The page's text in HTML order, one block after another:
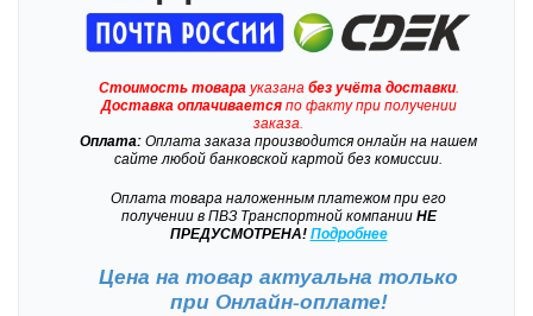
Стоимость товарауказана без учёта доставки.
Доставкаоплачиваетсяпо факту при получении
заказа.
Оплата: Оплата заказа производится онлайн на нашем
сайте любой банковской картой без комиссии.
Оплата товара наложенным платежом при его
получении в ПВЗ Транспортной компанииНЕ
ПРЕДУСМОТРЕНА! Подробнее
Цена на товар актуальна только
при Онлайн-оплате!